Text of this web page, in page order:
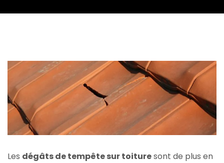
Les dégâts de tempête sur toituresont de plus en